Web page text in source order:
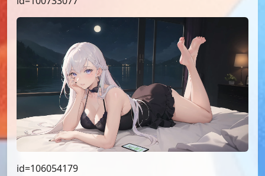
id=106054179